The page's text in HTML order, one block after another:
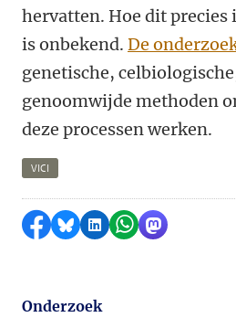
hervatten. Hoe dit precies
is onbekend. De
genetische,
genoomwijde methoden
deze processen werken.
VICI
Delen op Facebook
Delen via Bluesky
Delen op LinkedIn
Delen via
Delen via
Onderzoek